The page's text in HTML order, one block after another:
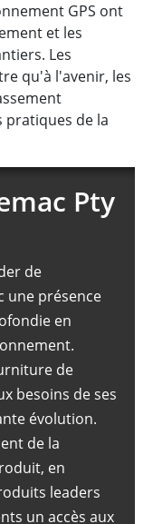
GPS ont
et les
Les
qu'à l'avenir, les
de la
Pty
de
une présence
en
de
besoins de ses
évolution.
de la
en
leaders
un accès aux